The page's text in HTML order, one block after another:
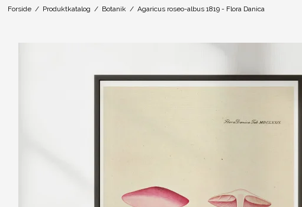
Forside / Produktkatalog / Botanik / Agaricus roseo-albus 1819 - Flora Danica